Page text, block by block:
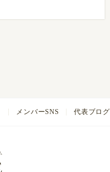
メンバーSNS 代表ブログ